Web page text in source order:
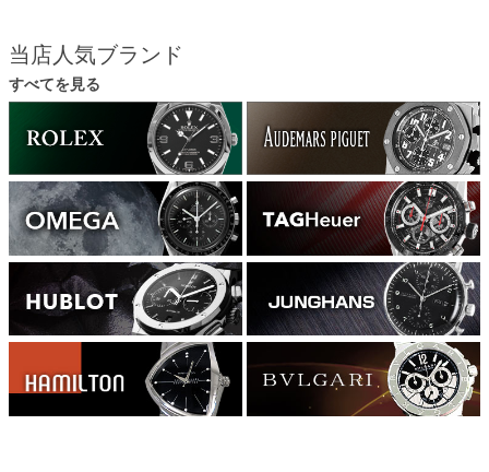
当店人気ブランド
すべてを見る